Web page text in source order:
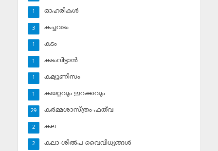
ഓഹരികള്‍
1
കച്ചവടം
3
കടം
1
കടംവീട്ടാന്‍
1
കമ്യൂണിസം
1
കയറ്റവും ഇറക്കവും
1
കര്‍മ്മശാസ്ത്രം-ഫത്‌വ
29
കല
2
കലാ-ശില്‍പ വൈവിധ്യങ്ങള്‍
2